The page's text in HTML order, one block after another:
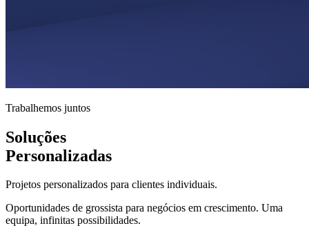
Trabalhemos juntos
Soluções
Personalizadas
Projetos personalizados para clientes individuais.
Oportunidades de grossista para negócios em crescimento. Uma
equipa, infinitas possibilidades.